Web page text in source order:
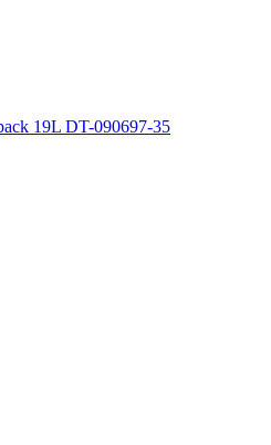
19L DT-090697-35